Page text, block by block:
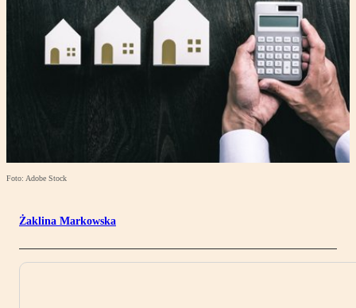
Foto: Adobe Stock
Żaklina Markowska